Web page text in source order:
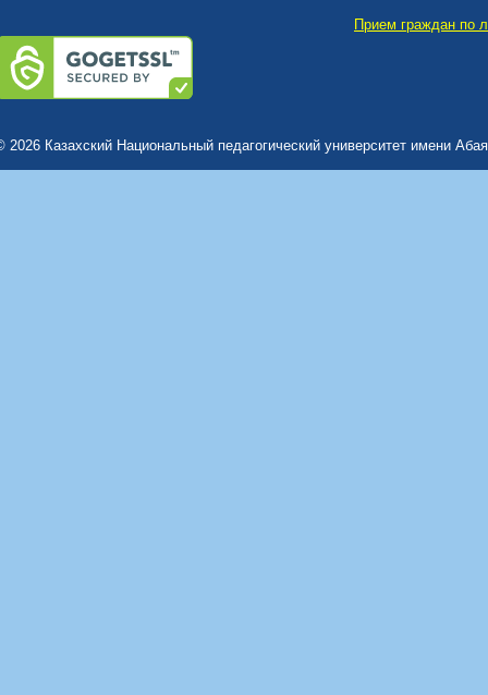
Прием граждан по
2026 Казахский Национальный педагогический университет имени Абая